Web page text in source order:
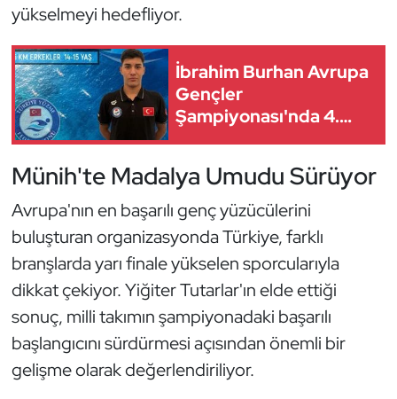
yükselmeyi hedefliyor.
İbrahim Burhan Avrupa
Gençler
Şampiyonası'nda 4.
Münih'te Madalya Umudu Sürüyor
Avrupa'nın en başarılı genç yüzücülerini
buluşturan organizasyonda Türkiye, farklı
branşlarda yarı finale yükselen sporcularıyla
dikkat çekiyor. Yiğiter Tutarlar'ın elde ettiği
sonuç, milli takımın şampiyonadaki başarılı
başlangıcını sürdürmesi açısından önemli bir
gelişme olarak değerlendiriliyor.
Karate
Kayak
Kempo
Kürek
Masa Tenisi
Modern Pentatlon
Motor Sporları
Muay Thai